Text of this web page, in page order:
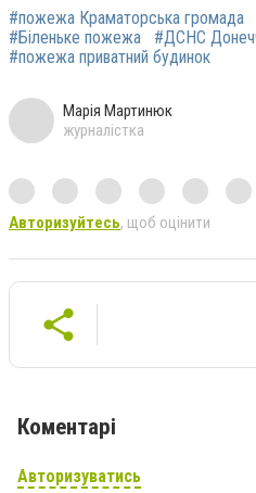
#пожежа Краматорська громада
#Біленьке пожежа
#ДСНС
#пожежа приватний будинок
Марія Мартинюк
журналістка
Авторизуйтесь, щоб оцінити
Коментарі
Авторизуватись